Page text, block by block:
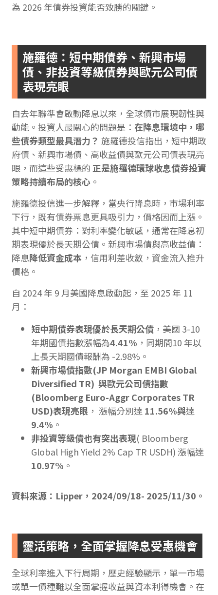
為 2026 年債券投資能否致勝的關鍵。
施羅德：短中期債券、新興市場
債、非投資等級債券與歐元公司債
表現亮眼
自去年聯準會啟動降息以來，全球債市展現韌性與
動能。投資人最關心的問題是： 在降息環境中，哪
些債券類型最具潛力？ 施羅德投信指出，短中期政
府債、新興市場債、高收益債與歐元公司債表現亮
眼，而這些受惠標的 正是施羅德環球收息債券投資
策略持續布局的核心 。
施羅德投信進一步解釋，當央行降息時，市場利率
下行，既有債券票息更具吸引力，價格因而上漲。
其中短中期債券：對利率變化敏感，通常在降息初
期表現優於長天期公債。新興市場債與高收益債：
降息降低資金成本 ，信用利差收斂，資金流入推升
價格。
自 2024 年 9 月美國降息啟動起，至 2025 年 11
月：
短中期債券表現優於長天期公債 ，美國 3-10
年期國債指數漲幅為4.41% ，同期間10 年以
上長天期國債報酬為 -2.98%。
新興市場債指數(JP Morgan EMBI Global
Diversified TR) 與歐元公司債指數
(Bloomberg Euro-Aggr Corporates TR
USD)表現亮眼 ， 漲幅分別達 11.56%與達
9.4% 。
非投資等級債也有突出表現( Bloomberg
Global High Yield 2% Cap TR USDH) 漲幅達
10.97% 。
資料來源：Lipper，2024/09/18- 2025/11/30。
靈活策略，全面掌握降息受惠機會
全球利率進入下行周期，歷史經驗顯示，單一市場
或單一債種難以全面掌握收益與資本利得機會。在